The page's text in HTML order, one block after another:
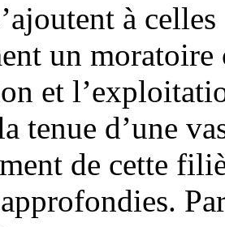
à
un
et
tenue d’une
de cette